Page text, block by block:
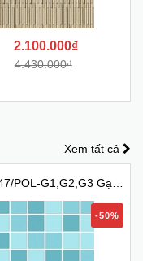
2.100.000₫
4.430.000₫
Xem tất cả
POL-G1,G2,G3 Gạch
-50%